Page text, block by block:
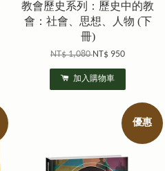
教會歷史系列：歷史中的教
會：社會、思想、人物 (下
冊)
NT$ 1,080NT$ 950
加入購物車
優惠